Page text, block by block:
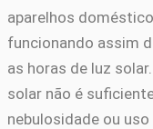
aparelhos
funcionando assim
as horas de luz
solar não é
nebulosidade ou